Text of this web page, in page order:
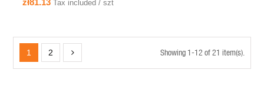
zł81.13 Tax included / szt
1 2 Showing 1-12 of 21 item(s).